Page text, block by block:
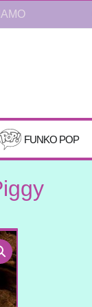
FUNKO POP